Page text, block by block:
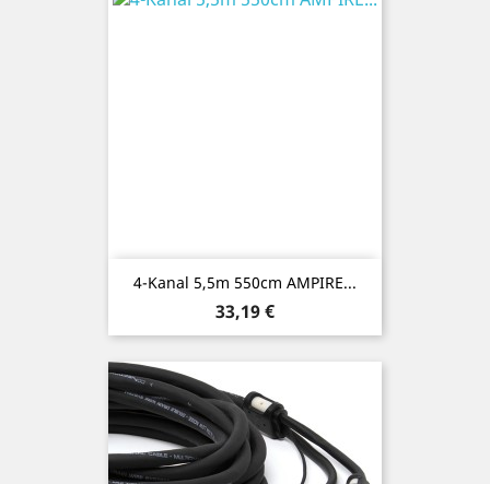
4-Kanal 5,5m 550cm AMPIRE...
Preis
33,19 €